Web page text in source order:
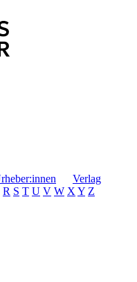
Verlag
R S T U V W X Y Z